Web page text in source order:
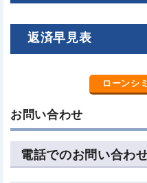
返済早見表
ローンシ
お問い合わせ
電話でのお問い合わ